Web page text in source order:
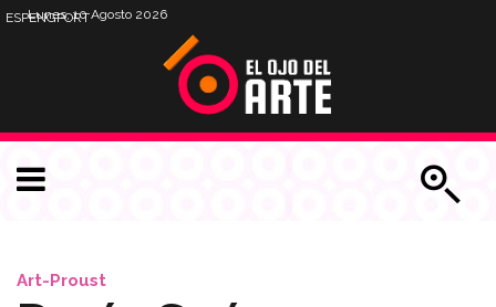
Lunes, 10 Agosto 2026
ESPENGPORT
Art-Proust